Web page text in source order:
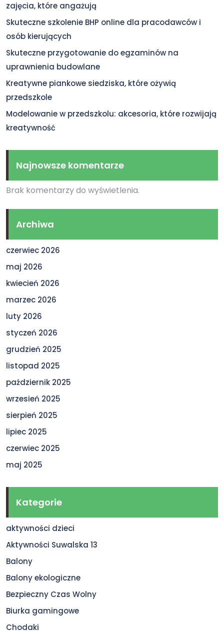
zajęcia, które angażują
Skuteczne szkolenie BHP online dla pracodawców i
osób kierujących
Skuteczne przygotowanie do egzaminów na
uprawnienia budowlane
Kreatywne piankowe siedziska, które ożywią
przedszkole
Modelowanie w przedszkolu: akcesoria, które rozwijają
kreatywność
Najnowsze komentarze
Brak komentarzy do wyświetlenia.
Archiwa
czerwiec 2026
maj 2026
kwiecień 2026
marzec 2026
luty 2026
styczeń 2026
grudzień 2025
listopad 2025
październik 2025
wrzesień 2025
sierpień 2025
lipiec 2025
czerwiec 2025
maj 2025
Kategorie
aktywności dzieci
Aktywności Suwalska 13
Balony
Balony ekologiczne
Bezpieczny Czas Wolny
Biurka gamingowe
Chodaki